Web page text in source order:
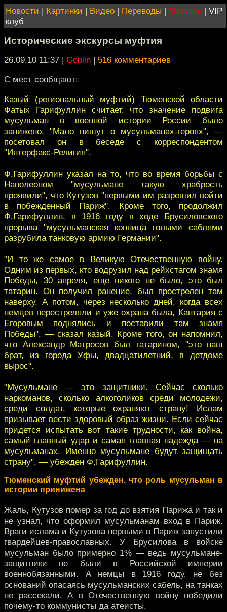
Новости | Картинки | Видео | Переводы | Магазин | VIP
клуб
Исторические экскурсы муфтия
26.09.10 11:37 | Goblin | 516 комментариев
С мест сообщают:
Казый (региональный муфтий) Тюменской области
Фатых Гарифуллин считает, что значение подвига
мусульман в военной истории России было
занижено. "Мало пишут о мусульманах-героях", —
посетовал он в беседе с корреспондентом
"Интерфакс-Религия".
Ф.Гарифуллин указал на то, что во время борьбы с
Наполеоном "мусульмане такую храбрость
проявили", что Кутузов "первыми им разрешил войти
в побежденный Париж". Кроме того, продолжил
Ф.Гарифуллин, в 1916 году в ходе Брусиловского
прорыва "мусульманская конница голыми саблями
разрубила танковую армию Германии".
"И то же самое в Великую Отечественную войну.
Одним из первых, кто водрузил над рейхстагом знамя
Победы, 30 апреля, еще никого не было, это был
татарин. Он получил ранение, был прострелен там
наверху. А потом, через несколько дней, когда всех
немцев перестреляли и уже охрана была, Кантария с
Егоровым поднялись и поставили там знамя
Победы", — сказал казый. Кроме того, он напомнил,
что Александр Матросов был татарином, "это наш
брат, из города Уфы, двадцатилетний, в детдоме
вырос".
"Мусульмане — это защитники. Сейчас сколько
наркоманов, сколько алкоголиков среди молодежи,
среди солдат, которые охраняют страну! Ислам
призывает вести здоровый образ жизни. Если сейчас
придется испытать вот такие трудности, как война,
самый главный удар и самая главная надежда — на
мусульманах. Именно мусульмане будут защищать
страну", — убежден Ф.Гарифуллин.
Тюменский муфтий убежден, что роль мусульман в
истории принижена
Жаль, Кутузов помер за год до взятия Парижа и так и
не узнал, что оформил мусульманам вход в Париж.
Враги ислама и Кутузова первыми в Париж запустили
гвардейцев-православных. У Брусилова в войске
мусульман было примерно 1% — ведь мусульмане-
защитники не были в Российской империи
военнобязанными. А немцы в 1916 году, не без
оснований опасаясь мусульманских сабель, на танках
не рассекали. А в Отечественную войну победили
почему-то коммунисты да атеисты.